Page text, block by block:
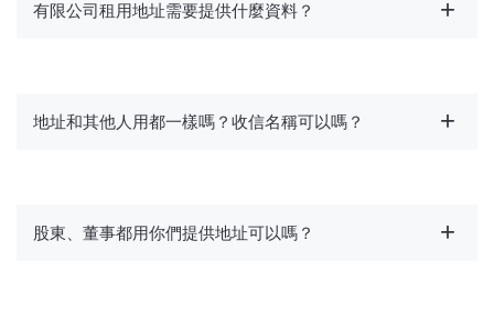
有限公司租用地址需要提供什麼資料？
地址和其他人用都一樣嗎？收信名稱可以嗎？
股東、董事都用你們提供地址可以嗎？